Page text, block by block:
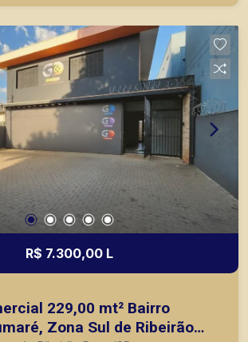
R$ 7.300,00 L
229,00 mt² Bairro
Zona Sul de Ribeirão